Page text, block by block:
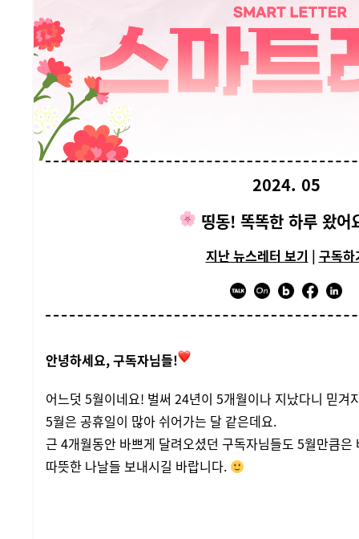
2024. 05
띵동! 똑똑한 하루 왔
지난 뉴스레터 보기 | 구독하
안녕하세요, 구독자님들!
어느덧 5월이네요! 벌써 24년이 5개월이나 지났다니 믿겨
5월은 공휴일이 많아 쉬어가는 달 같은데요.
근 4개월동안 바쁘게 달려오셨던 구독자님들도 5월만큼은
따뜻한 나날들 보내시길 바랍니다.